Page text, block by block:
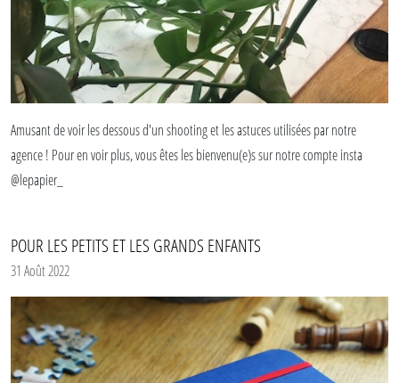
Amusant de voir les dessous d'un shooting et les astuces utilisées par notre
agence ! Pour en voir plus, vous êtes les bienvenu(e)s sur notre compte insta
@lepapier_
POUR LES PETITS ET LES GRANDS ENFANTS
31 Août 2022